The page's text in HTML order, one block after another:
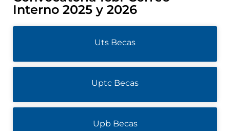
Interno 2025 y 2026
Uts Becas
Uptc Becas
Upb Becas